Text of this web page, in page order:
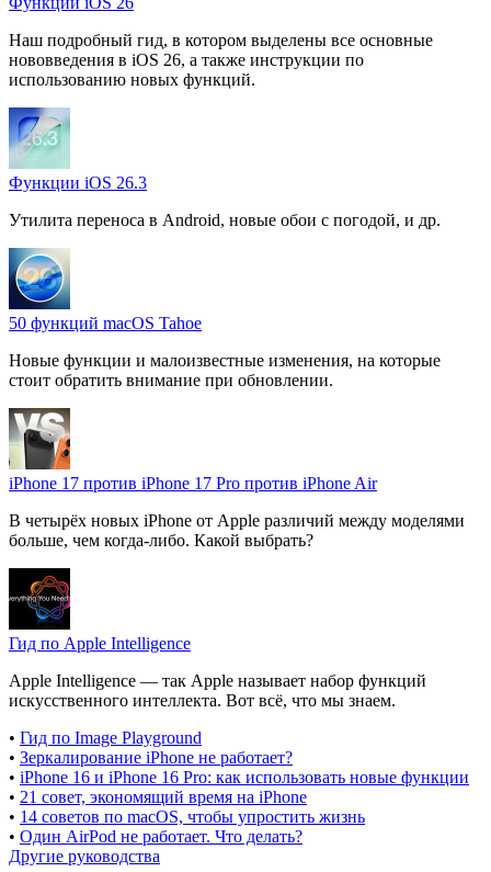
Наш подробный гид, в котором выделены все основные
нововведения в iOS 26, а также инструкции по
использованию новых функций.
Функции iOS 26.3
Утилита переноса в Android, новые обои с погодой, и др.
50 функций macOS Tahoe
Новые функции и малоизвестные изменения, на которые
стоит обратить внимание при обновлении.
iPhone 17 против iPhone 17 Pro против iPhone Air
В четырёх новых iPhone от Apple различий между моделями
больше, чем когда-либо. Какой выбрать?
Гид по Apple Intelligence
Apple Intelligence — так Apple называет набор функций
искусственного интеллекта. Вот всё, что мы знаем.
• Гид по Image Playground
• Зеркалирование iPhone не работает?
• iPhone 16 и iPhone 16 Pro: как использовать новые функции
• 21 совет, экономящий время на iPhone
• 14 советов по macOS, чтобы упростить жизнь
• Один AirPod не работает. Что делать?
Другие руководства